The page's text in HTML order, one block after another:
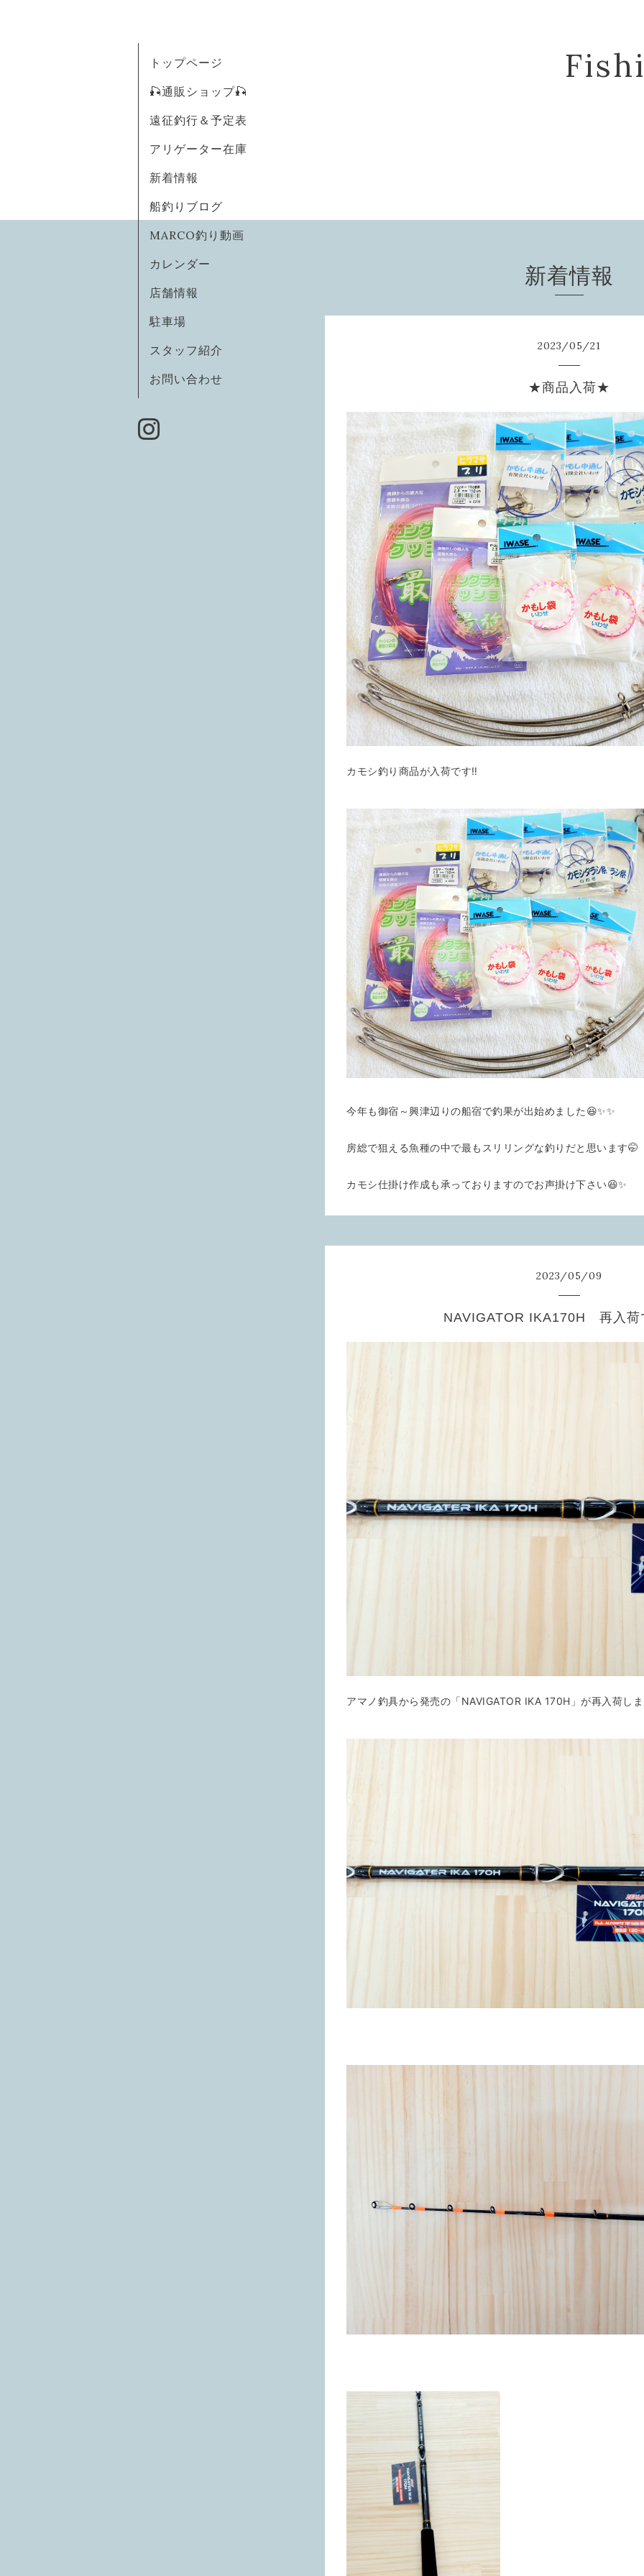
トップページ
🎣通販ショップ🎣
遠征釣行＆予定表
アリゲーター在庫
新着情報
船釣りブログ
MARCO釣り動画
カレンダー
店舗情報
駐車場
スタッフ紹介
お問い合わせ
新着情報
2023/05/21
★商品入荷★
カモシ釣り商品が入荷です‼️
今年も御宿～興津辺りの船宿で釣果が出始めました😆✨✨
房総で狙える魚種の中で最もスリリングな釣りだと思います🤭
カモシ仕掛け作成も承っておりますのでお声掛け下さい😆✨
2023/05/09
NAVIGATOR IKA170H 再入荷
アマノ釣具から発売の「NAVIGATOR IKA 170H」が再入荷し